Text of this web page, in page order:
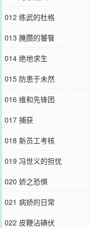
012 练武的杜格
013 腌臜的饕餮
014 绝地求生
015 防患于未然
016 维和先锋团
017 捕获
018 新员工考核
019 冯世义的担忧
020 娇之恐惧
021 病娇的日常
022 皮鞭沾碘伏